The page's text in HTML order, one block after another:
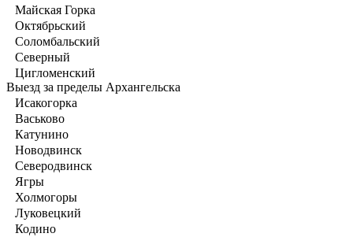
Майская Горка
Октябрьский
Соломбальский
Северный
Цигломенский
Выезд за пределы Архангельска
Исакогорка
Васьково
Катунино
Новодвинск
Северодвинск
Ягры
Холмогоры
Луковецкий
Кодино